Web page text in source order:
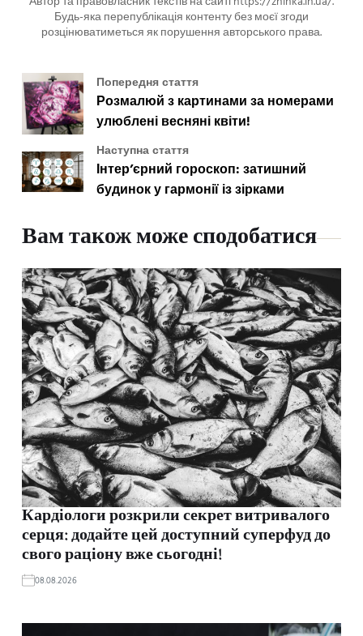
Будь-яка перепублікація контенту без моєї згоди
розцінюватиметься як порушення авторського права.
Попередня стаття
Розмалюй з картинами за номерами
улюблені весняні квіти!
Наступна стаття
Інтер’єрний гороскоп: затишний
будинок у гармонії із зірками
Вам також може сподобатися
Кардіологи розкрили секрет витривалого
серця: додайте цей доступний суперфуд до
свого раціону вже сьогодні!
08.08.2026